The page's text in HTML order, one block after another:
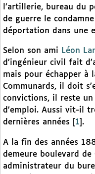
l’artillerie, bureau du
de guerre le
déportation dans une
Selon son ami Léon
d’ingénieur civil fait
mais pour échapper à
Communards, il doit
convictions, il reste
d’emploi. Aussi vit-il
dernières années
1 .
A la fin des années
demeure boulevard
administrateur du